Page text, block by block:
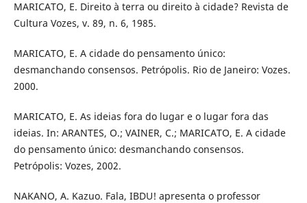
MARICATO, E. Direito à terra ou direito à cidade? Revista de
Cultura Vozes, v. 89, n. 6, 1985.
MARICATO, E. A cidade do pensamento único:
desmanchando consensos. Petrópolis. Rio de Janeiro: Vozes.
2000.
MARICATO, E. As ideias fora do lugar e o lugar fora das
ideias. In: ARANTES, O.; VAINER, C.; MARICATO, E. A cidade
do pensamento único: desmanchando consensos.
Petrópolis: Vozes, 2002.
NAKANO, A. Kazuo. Fala, IBDU! apresenta o professor